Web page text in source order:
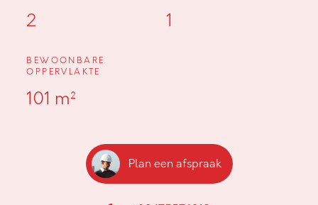
2 1
BEWOONBARE
OPPERVLAKTE
101 m²
Plan een afspraak